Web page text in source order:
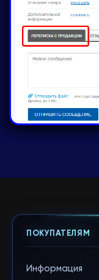
ПОКУПАТЕЛЯМ
Информация